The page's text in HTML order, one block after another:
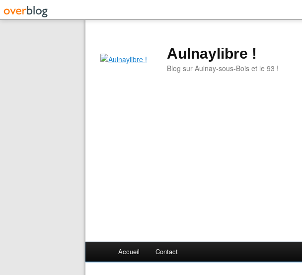
Aulnaylibre !
Blog sur Aulnay-sous-Bois et le 93 !
Accueil Contact